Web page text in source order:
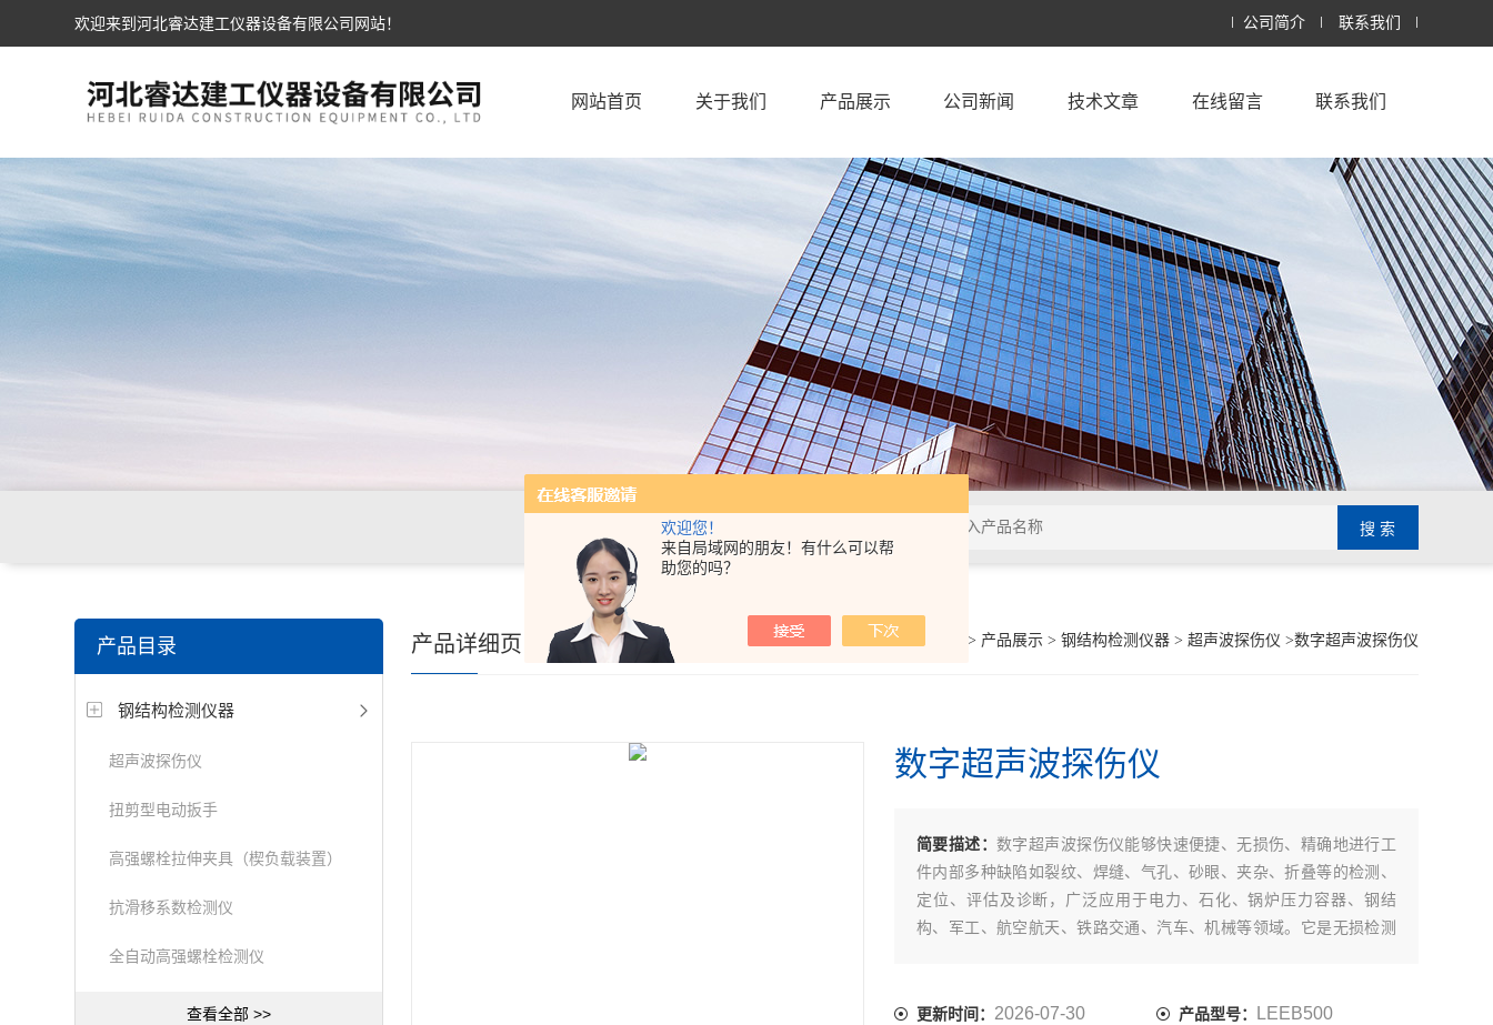
欢迎您！
来自局域网的朋友！有什么可以帮
助您的吗？
欢迎来到河北睿达建工仪器设备有限公司网站！ 公司简介 联系我们
网站首页 关于我们 产品展示 公司新闻 技术文章 在线留言 联系我们
产品目录
钢结构检测仪器
超声波探伤仪
扭剪型电动扳手
高强螺栓拉伸夹具（楔负载装置）
抗滑移系数检测仪
全自动高强螺栓检测仪
查看全部 >>
你的位置： > 产品展示> 钢结构检测仪器> 超声波探伤仪 >数字超声波探伤仪
产品详细页
数字超声波探伤仪
简要描述：数字超声波探伤仪能够快速便捷、无损伤、精确地进行工
件内部多种缺陷如裂纹、焊缝、气孔、砂眼、夹杂、折叠等的检测、
定位、评估及诊断，广泛应用于电力、石化、锅炉压力容器、钢结
构、军工、航空航天、铁路交通、汽车、机械等领域。它是无损检测
更新时间： 2026-07-30 产品型号： LEEB500